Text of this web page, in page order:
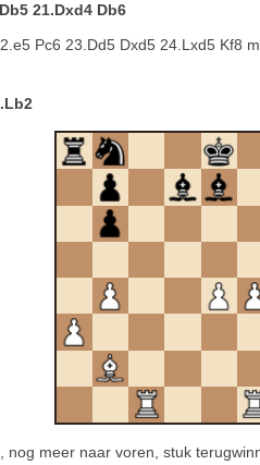
21.Dxd4 Db6
Pc6 23.Dd5 Dxd5 24.Lxd5 Kf8
nog meer naar voren, stuk